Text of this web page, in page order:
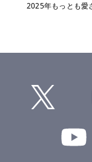
2025年もっとも愛